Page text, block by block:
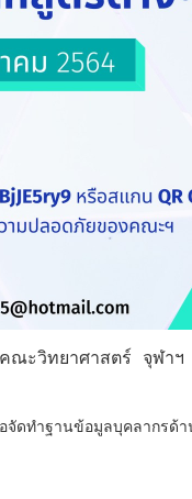
ะวิทยาศาสตร์ จุฬาฯ